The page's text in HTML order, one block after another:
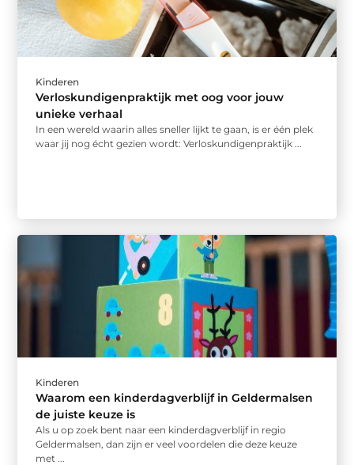
Kinderen
Verloskundigenpraktijk met oog voor jouw
unieke verhaal
In een wereld waarin alles sneller lijkt te gaan, is er één plek
waar jij nog écht gezien wordt: Verloskundigenpraktijk ...
Kinderen
Waarom een kinderdagverblijf in Geldermalsen
de juiste keuze is
Als u op zoek bent naar een kinderdagverblijf in regio
Geldermalsen, dan zijn er veel voordelen die deze keuze
met ...